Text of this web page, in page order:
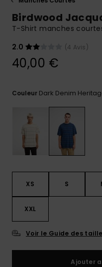
plus
à votre
Démarrer
des
réponses
aux
les plus
fréquentes
formulaire
contact.
la FAQ
Birdwood
T-Shirt manches
2.0
(4 Avis)
40,00 €
Couleur Dark Denim
XS S
XXL
Voir le Guide des
Ajouter